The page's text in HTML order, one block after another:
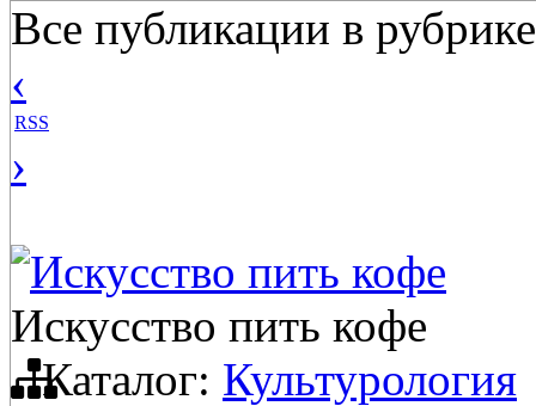
Все публикации в
‹
RSS
›
Искусство пить кофе
Искусство пить кофе
Каталог: Культурология